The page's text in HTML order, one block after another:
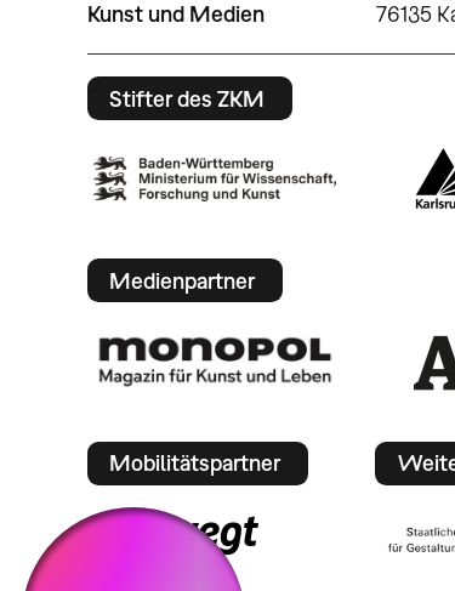
Kunst und Medien
76135
Stifter des ZKM
Medienpartner
Mobilitätspartner